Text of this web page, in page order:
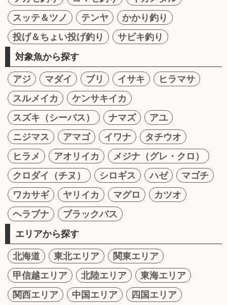
スッテ＆ツノ
テンヤ
かかり釣り
投げ＆ちょい投げ釣り
サビキ釣り
対象魚から探す
アジ マダイ ブリ イサキ
ヒラマサ
スルメイカ
ケンサキイカ
スズキ（シーバス）
ナマズ
アユ
ニジマス
アマゴ イワナ
タチウオ
ヒラメ
アオリイカ
メジナ（グレ・クロ）
クロダイ（チヌ）
シロギス ハゼ
マゴチ
ワカサギ
ヤリイカ マグロ
カツオ
ヘラブナ
ブラックバス
エリアから探す
北海道 東北エリア
関東エリア
甲信越エリア
北陸エリア
東海エリア
関西エリア
中国エリア
四国エリア